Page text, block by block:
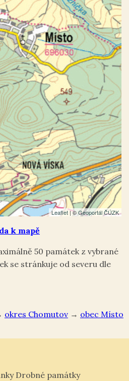
okres Chomutov → Místo
Leaflet| ©Geoportál ČÚZK
k mapě
50 památek z vybrané
se stránkuje od severu dle
Drobné památky